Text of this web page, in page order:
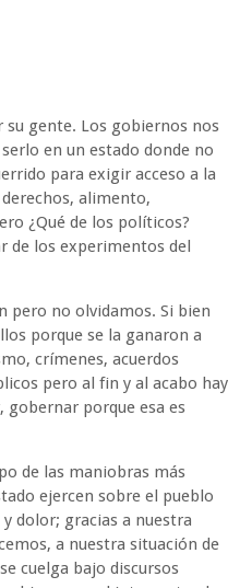
su gente. Los gobiernos nos
en un estado donde no
para exigir acceso a la
alimento,
¿Qué de los políticos?
de los experimentos del
pero no olvidamos. Si bien
porque se la ganaron a
crímenes, acuerdos
pero al fin y al acabo hay
gobernar porque esa es
de las maniobras más
ejercen sobre el pueblo
dolor; gracias a nuestra
a nuestra situación de
cuelga bajo discursos